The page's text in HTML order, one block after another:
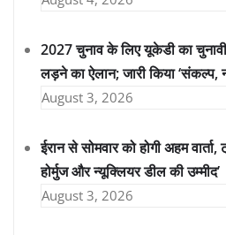
2027 चुनाव के लिए यूकेडी का
लड़ने का ऐलान; जारी किया ‘संकल्प,
August 3, 2026
ईरान से सोमवार को होगी अहम
होर्मुज और न्यूक्लियर डील की उम्मीद’
August 3, 2026